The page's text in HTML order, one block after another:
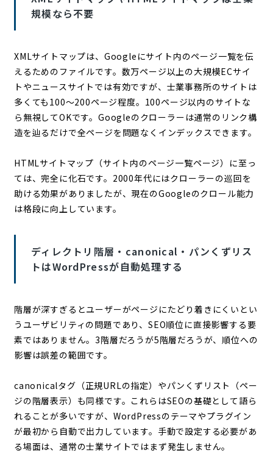
規模なら不要
XMLサイトマップは、Googleにサイト内のページ一覧を伝
えるためのファイルです。数万ページ以上の大規模ECサイ
トやニュースサイトでは有効ですが、士業事務所のサイトは
多くても100〜200ページ程度。100ページ以内のサイトな
ら無視してOKです。Googleのクローラーは通常のリンク構
造を辿るだけで全ページを問題なくインデックスできます。
HTMLサイトマップ（サイト内のページ一覧ページ）に至っ
ては、完全に化石です。2000年代にはクローラーの巡回を
助ける効果がありましたが、現在のGoogleのクロール能力
は格段に向上しています。
ディレクトリ階層・canonical・パンくずリス
トはWordPressが自動処理する
階層が深すぎるとユーザーがページにたどり着きにくいとい
うユーザビリティの問題であり、SEO順位に直接影響する要
素ではありません。3階層だろうが5階層だろうが、順位への
影響は誤差の範囲です。
canonicalタグ（正規URLの指定）やパンくずリスト（ペー
ジの階層表示）も同様です。これらはSEOの基礎として語ら
れることが多いですが、WordPressのテーマやプラグイン
が最初から自動で出力しています。手動で設定する必要があ
る場面は、通常の士業サイトではまず発生しません。